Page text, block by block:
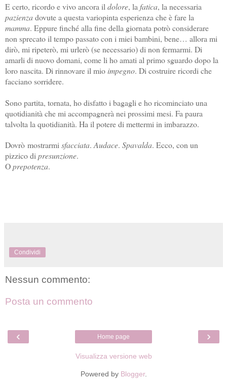
E certo, ricordo e vivo ancora il dolore, la fatica, la necessaria
pazienzadovute a questa variopinta esperienza che è fare la
mamma. Eppure finché alla fine della giornata potrò considerare
non sprecato il tempo passato con i miei bambini, bene… allora mi
dirò, mi ripeterò, mi urlerò (se necessario) di non fermarmi. Di
amarli di nuovo domani, come li ho amati al primo sguardo dopo la
loro nascita. Di rinnovare il mio impegno. Di costruire ricordi che
facciano sorridere.
Sono partita, tornata, ho disfatto i bagagli e ho ricominciato una
quotidianità che mi accompagnerà nei prossimi mesi. Fa paura
talvolta la quotidianità. Ha il potere di mettermi in imbarazzo.
Dovrò mostrarmi sfacciata. Audace. Spavalda. Ecco, con un
pizzico di presunzione.
Oprepotenza.
Condividi
Nessun commento:
Posta un commento
‹ ›
Home page
Visualizza versione web
Powered by Blogger.